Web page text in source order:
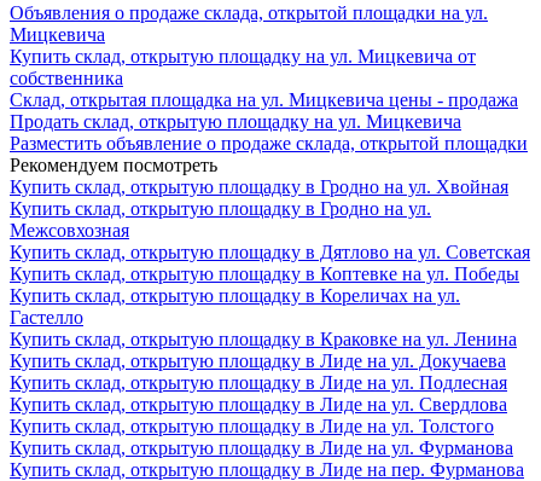
Объявления о продаже склада, открытой площадки на ул.
Мицкевича
Купить склад, открытую площадку на ул. Мицкевича от
собственника
Склад, открытая площадка на ул. Мицкевича цены - продажа
Продать склад, открытую площадку на ул. Мицкевича
Разместить объявление о продаже склада, открытой площадки
Рекомендуем посмотреть
Купить склад, открытую площадку в Гродно на ул. Хвойная
Купить склад, открытую площадку в Гродно на ул.
Межсовхозная
Купить склад, открытую площадку в Дятлово на ул. Советская
Купить склад, открытую площадку в Коптевке на ул. Победы
Купить склад, открытую площадку в Кореличах на ул.
Гастелло
Купить склад, открытую площадку в Краковке на ул. Ленина
Купить склад, открытую площадку в Лиде на ул. Докучаева
Купить склад, открытую площадку в Лиде на ул. Подлесная
Купить склад, открытую площадку в Лиде на ул. Свердлова
Купить склад, открытую площадку в Лиде на ул. Толстого
Купить склад, открытую площадку в Лиде на ул. Фурманова
Купить склад, открытую площадку в Лиде на пер. Фурманова